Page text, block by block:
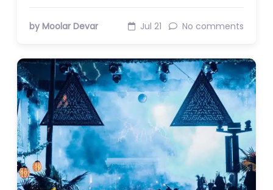
by Moolar Devar Jul 21 No comments